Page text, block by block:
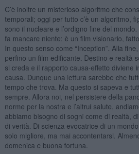
C’è inoltre un misterioso algoritmo che
temporali; oggi per tutto c’è un algoritmo,
sono il nucleare e l’ordigno fine del
fa mancare niente: è un film visionario,
In questo senso come “Inception”. Alla
perfino un film edificante. Destino e realtà
si creda e il rapporto causa-effetto diviene
causa. Dunque una lettura sarebbe che
tempo che trova. Ma questo si sapeva e
sempre. Allora noi, nel persistere della
norme per la nostra e l’altrui salute,
abbiamo bisogno di sogni come di realtà,
di verità. Di scienza evocatrice di un
solo migliore, ma mai accontentarsi.
domenica e buona fortuna.